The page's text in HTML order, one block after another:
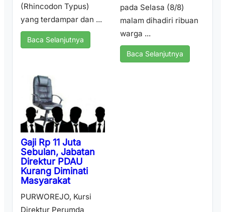
(Rhincodon Typus)
yang terdampar dan ...
Baca Selanjutnya
pada Selasa (8/8)
malam dihadiri ribuan
warga ...
Baca Selanjutnya
Gaji Rp 11 Juta
Sebulan, Jabatan
Direktur PDAU
Kurang Diminati
Masyarakat
PURWOREJO, Kursi
Direktur Perumda